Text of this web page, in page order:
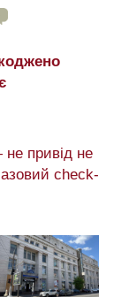
привід не
check-